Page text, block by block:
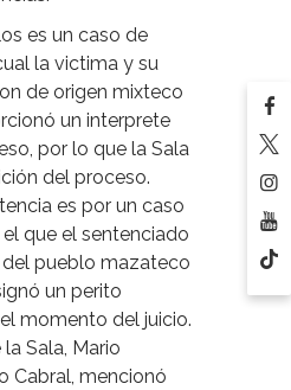
es un caso de
la victima y su
de origen mixteco
un interprete
por lo que la Sala
del proceso.
es por un caso
que el sentenciado
pueblo mazateco
un perito
momento del juicio.
Sala, Mario
Cabral, mencionó